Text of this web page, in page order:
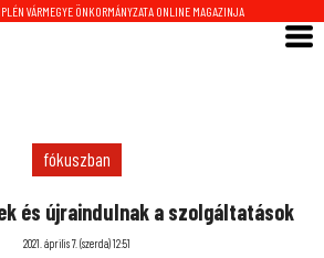
VÁRMEGYE ÖNKORMÁNYZATA ONLINE MAGAZINJA
fókuszban
és újraindulnak a szolgáltatások
2021. április 7. (szerda) 12:51